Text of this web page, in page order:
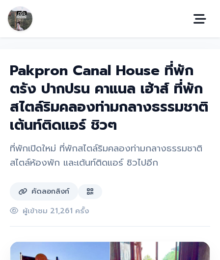
Pakpron Canal House ที่พัก
ตรัง ปากปรน คาแนล เฮ้าส์ ที่พัก
สไตล์ริมคลองท่ามกลางธรรมชาติ
เต้นท์ติดแอร์ ชิวๆ
ที่พักเปิดใหม่ ที่พักสไตล์ริมคลองท่ามกลางธรรมชาติ
สไตล์ห้องพัก และเต้นท์ติดแอร์ ชิวไปอีก
คัดลอกลิงก์
ผู้เข้าชม 21,261 ครั้ง